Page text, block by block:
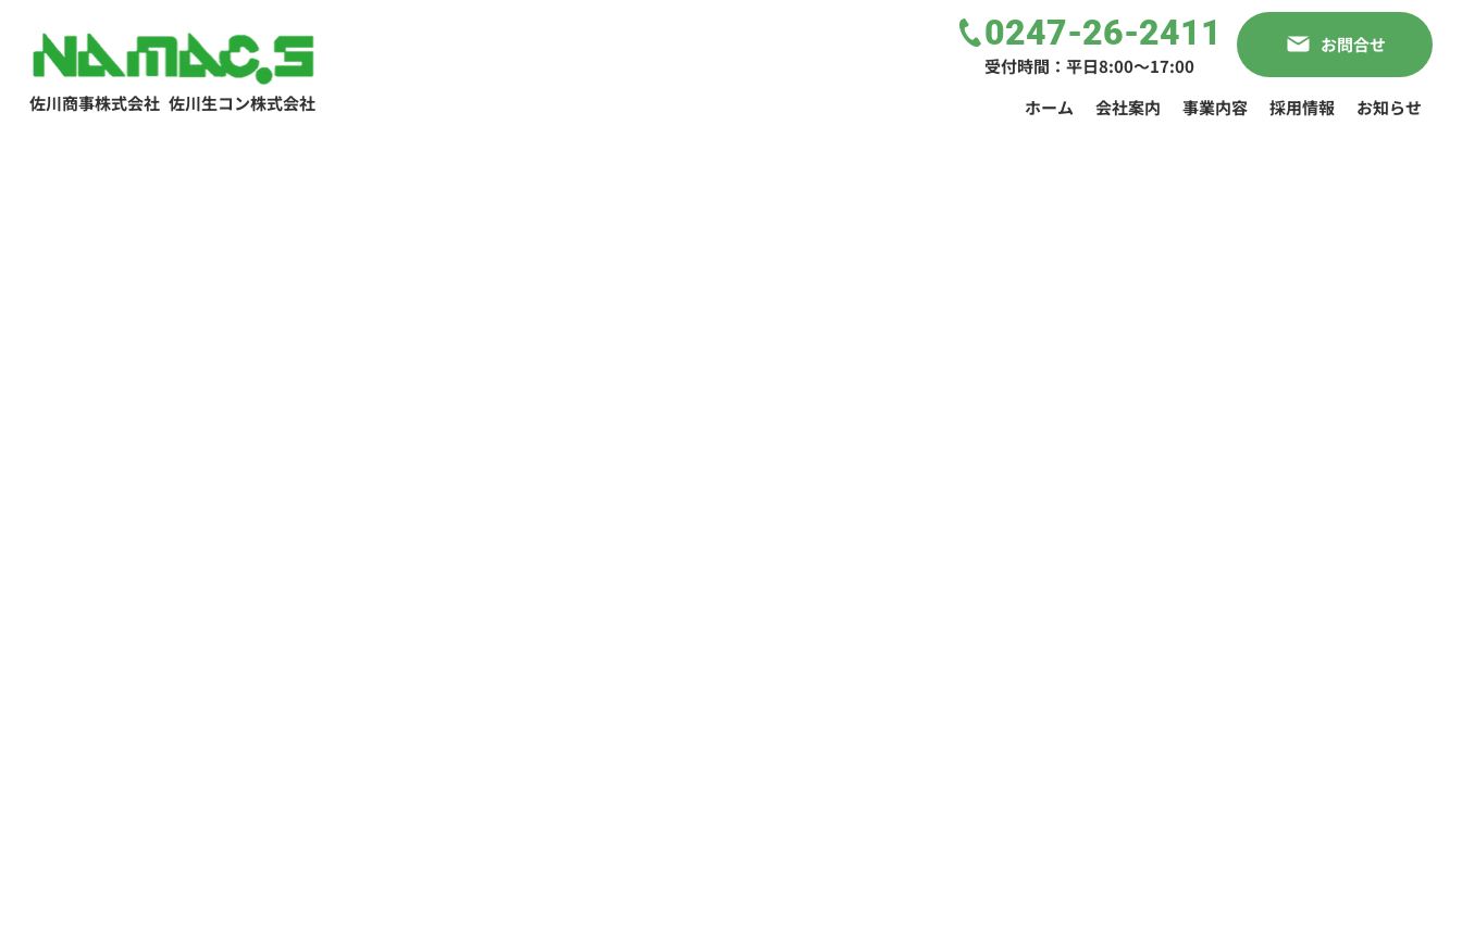
佐川商事株式会社 佐川生コン株式会社
0247-26-2411
受付時間：平日8:00〜17:00
お問合せ
ホーム 会社案内 事業内容 採用情報 お知らせ